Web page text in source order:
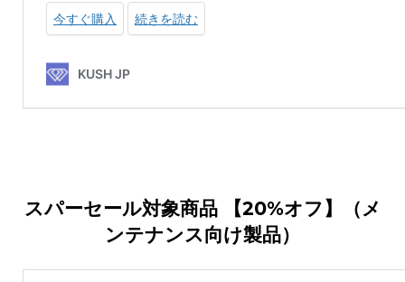
スパーセール対象商品 【20%オフ】（メ
ンテナンス向け製品）